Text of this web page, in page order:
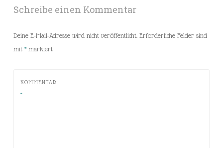
Schreibe einen Kommentar
Deine E-Mail-Adresse wird nicht veröffentlicht. Erforderliche Felder sind
mit *markiert
KOMMENTAR
*